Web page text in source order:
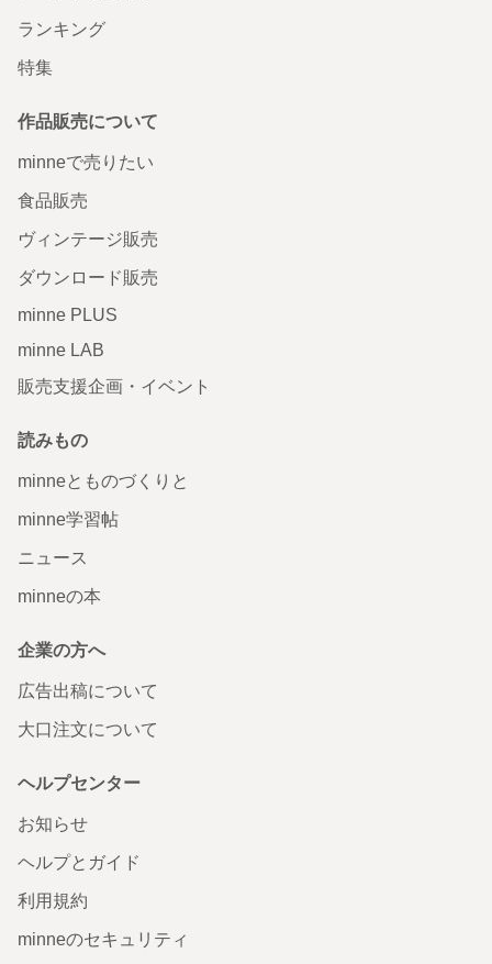
ランキング
特集
作品販売について
minneで売りたい
食品販売
ヴィンテージ販売
ダウンロード販売
minne PLUS
minne LAB
販売支援企画・イベント
読みもの
minneとものづくりと
minne学習帖
ニュース
minneの本
企業の方へ
広告出稿について
大口注文について
ヘルプセンター
お知らせ
ヘルプとガイド
利用規約
minneのセキュリティ